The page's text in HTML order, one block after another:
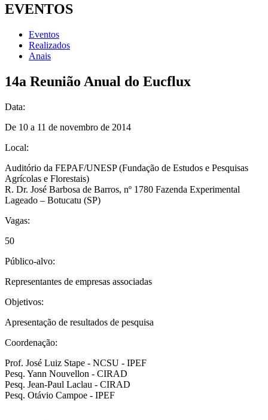
EVENTOS
Eventos
Realizados
Anais
14a Reunião Anual do Eucflux
Data:
De 10 a 11 de novembro de 2014
Local:
Auditório da FEPAF/UNESP (Fundação de Estudos e Pesquisas
Agrícolas e Florestais)
R. Dr. José Barbosa de Barros, nº 1780 Fazenda Experimental
Lageado – Botucatu (SP)
Vagas:
50
Público-alvo:
Representantes de empresas associadas
Objetivos:
Apresentação de resultados de pesquisa
Coordenação:
Prof. José Luiz Stape - NCSU - IPEF
Pesq. Yann Nouvellon - CIRAD
Pesq. Jean-Paul Laclau - CIRAD
Pesq. Otávio Campoe - IPEF